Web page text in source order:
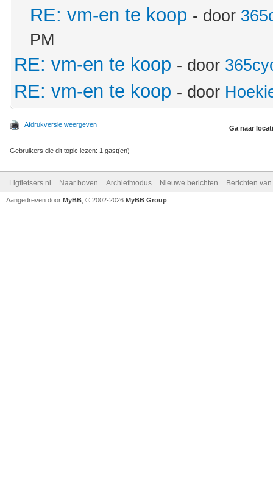
RE: vm-en te koop - door
PM
RE: vm-en te koop - door
RE: vm-en te koop - door
Afdrukversie weergeven Ga naar
Gebruikers die dit topic lezen: 1 gast(en)
Ligfietsers.nl Naar boven Archiefmodus Nieuwe berichten Berichten
Aangedreven door MyBB , © 2002-2026 MyBB Group